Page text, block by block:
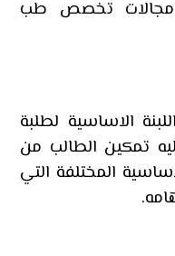
مجالات تخصص طب
الاساسية لطلبة
تمكين الطالب من
المختلفة التي